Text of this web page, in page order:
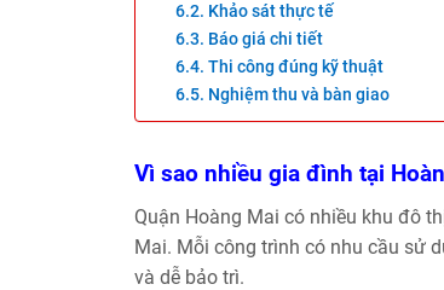
Khảo sát thực tế
Báo giá chi tiết
Thi công đúng kỹ thuật
Nghiệm thu và bàn giao
Vì sao nhiều gia đình tại
Quận Hoàng Mai có nhiều khu đô
Mai. Mỗi công trình có nhu cầu sử
và dễ bảo trì.